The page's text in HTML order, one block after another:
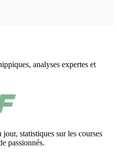
analyses expertes et
statistiques sur les courses
passionnés.